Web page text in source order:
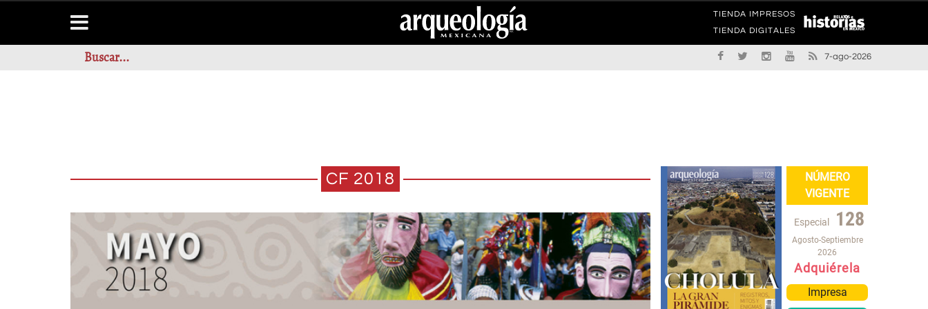
TIENDA IMPRESOS
TIENDA DIGITALES
7-ago-2026
CF 2018
NÚMERO
VIGENTE
Especial 128
Agosto-Septiembre
2026
Adquiérela
Impresa